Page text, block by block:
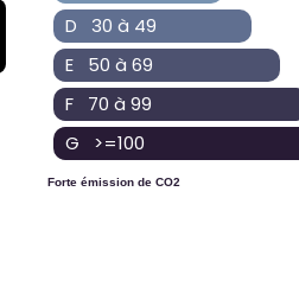
D 30 à 49
E 50 à 69
F 70 à 99
G >=100
Forte émission de CO2